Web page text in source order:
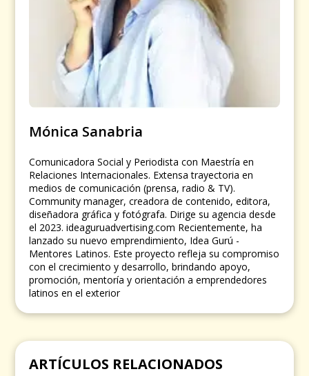
Mónica Sanabria
Comunicadora Social y Periodista con Maestría en
Relaciones Internacionales. Extensa trayectoria en
medios de comunicación (prensa, radio & TV).
Community manager, creadora de contenido, editora,
diseñadora gráfica y fotógrafa. Dirige su agencia desde
el 2023. ideaguruadvertising.com Recientemente, ha
lanzado su nuevo emprendimiento, Idea Gurú -
Mentores Latinos. Este proyecto refleja su compromiso
con el crecimiento y desarrollo, brindando apoyo,
promoción, mentoría y orientación a emprendedores
latinos en el exterior
ARTÍCULOS RELACIONADOS